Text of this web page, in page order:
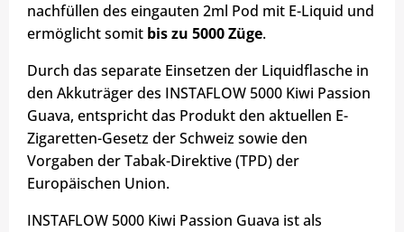
nachfüllen des eingauten 2ml Pod mit E-Liquid und
ermöglicht somit bis zu 5000 Züge.
Durch das separate Einsetzen der Liquidflasche in
den Akkuträger des INSTAFLOW 5000 Kiwi Passion
Guava, entspricht das Produkt den aktuellen E-
Zigaretten-Gesetz der Schweiz sowie den
Vorgaben der Tabak-Direktive (TPD) der
Europäischen Union.
INSTAFLOW 5000 Kiwi Passion Guava ist als